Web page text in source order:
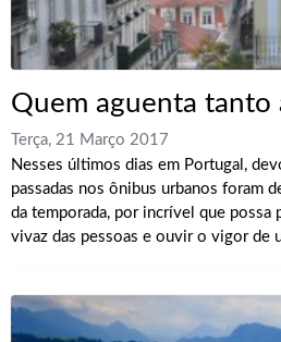
Quem aguenta tanto
Terça, 21 Março 2017
Nesses últimos dias em Portugal,
passadas nos ônibus urbanos foram
da temporada, por incrível que possa
vivaz das pessoas e ouvir o vigor de